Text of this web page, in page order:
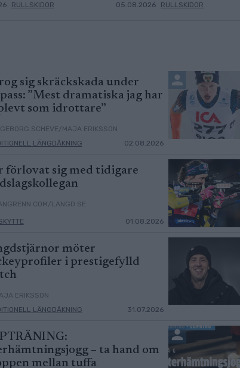
RULLSKIDOR 05.08.2026 RULLSKIDOR
sig skräckskada under
”Mest dramatiska jag har
som idrottare”
SCHEVE/MAJA ERIKSSON
LÄNGDÅKNING
02.08.2026
förlovat sig med tidigare
LANGD.SE
01.08.2026
möter
i prestigefylld
ERIKSSON
LÄNGDÅKNING
31.07.2026
– ta hand om
mellan tuffa